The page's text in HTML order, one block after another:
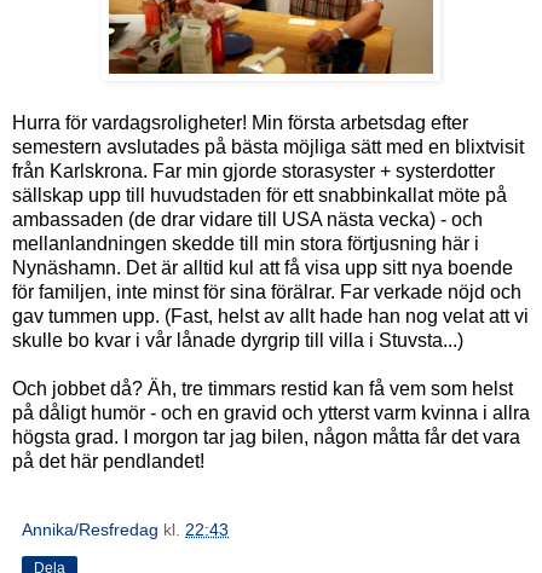
Hurra för vardagsroligheter! Min första arbetsdag efter
semestern avslutades på bästa möjliga sätt med en blixtvisit
från Karlskrona. Far min gjorde storasyster + systerdotter
sällskap upp till huvudstaden för ett snabbinkallat möte på
ambassaden (de drar vidare till USA nästa vecka) - och
mellanlandningen skedde till min stora förtjusning här i
Nynäshamn. Det är alltid kul att få visa upp sitt nya boende
för familjen, inte minst för sina förälrar. Far verkade nöjd och
gav tummen upp. (Fast, helst av allt hade han nog velat att vi
skulle bo kvar i vår lånade dyrgrip till villa i Stuvsta...)
Och jobbet då? Äh, tre timmars restid kan få vem som helst
på dåligt humör - och en gravid och ytterst varm kvinna i allra
högsta grad. I morgon tar jag bilen, någon måtta får det vara
på det här pendlandet!
Annika/Resfredag kl. 22:43
Dela